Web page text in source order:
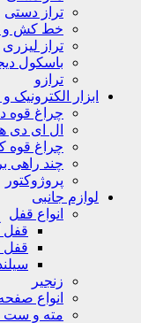
تراز دستی
خط کش و
تراز لیزری
باسکول
ترازو
ابزار الکترونیک
چراغ قوه
ال ای دی
چراغ قوه
چند راهی
پروژوکتور
لوازم جانبی
انواع قفل
قفل
قفل
زنجیر
انواع
مته و ست